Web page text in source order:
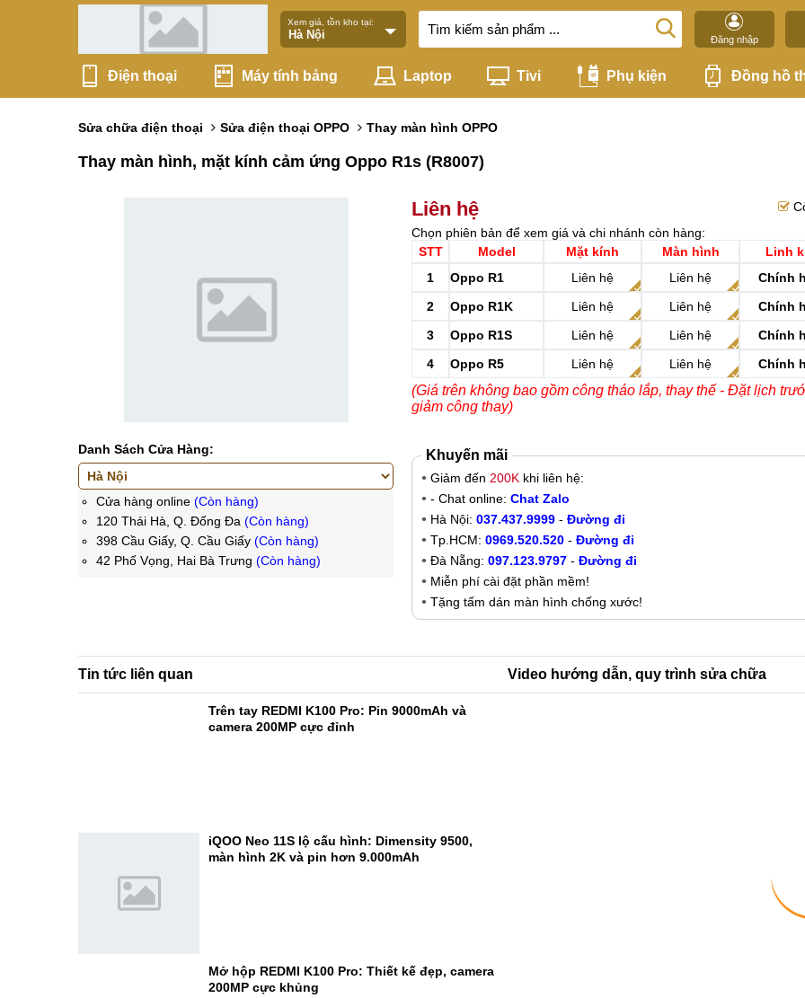
Xem giá, tồn kho tại:
Đăng nhập
Điện thoại Máy tính bảng Laptop Tivi Phụ kiện Đồng hồ
Sửa chữa điện thoại Sửa điện thoại OPPO Thay màn hình OPPO
Thay màn hình, mặt kính cảm ứng Oppo R1s (R8007)
Danh Sách Cửa Hàng:
Cửa hàng online (Còn hàng)
120 Thái Hà, Q. Đống Đa (Còn hàng)
398 Cầu Giấy, Q. Cầu Giấy (Còn hàng)
42 Phố Vọng, Hai Bà Trưng (Còn hàng)
Liên hệ
Chọn phiên bản để xem giá và chi nhánh còn hàng:
STT
Model Mặt kính Màn hình
Linh
1
Oppo R1 Liên hệ Liên hệ
Chính
2
Oppo R1K Liên hệ Liên hệ
Chính
3
Oppo R1S Liên hệ Liên hệ
Chính
4
Oppo R5 Liên hệ Liên hệ Chính
(Giá trên không bao gồm công tháo lắp, thay thế - Đặt lịch
giảm công thay)
Khuyến mãi
Giảm đến 200K khi liên hệ:
- Chat online: Chat Zalo
Hà Nội: 037.437.9999 - Đường đi
Tp.HCM: 0969.520.520 - Đường đi
Đà Nẵng: 097.123.9797 - Đường đi
Miễn phí cài đặt phần mềm!
Tặng tấm dán màn hình chống xước!
Tin tức liên quan
Trên tay REDMI K100 Pro: Pin 9000mAh và
camera 200MP cực đỉnh
iQOO Neo 11S lộ cấu hình: Dimensity 9500,
màn hình 2K và pin hơn 9.000mAh
Mở hộp REDMI K100 Pro: Thiết kế đẹp, camera
200MP cực khủng
Video hướng dẫn, quy trình sửa chữa